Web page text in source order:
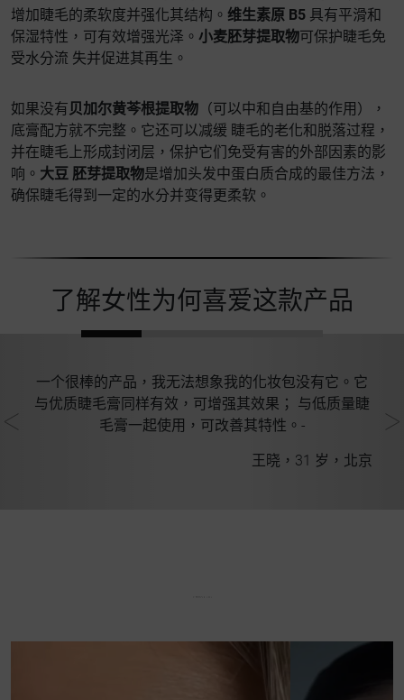
增加睫毛的柔软度并强化其结构。 维生素原 B5 具有平滑和
保湿特性，可有效增强光泽。 小麦胚芽提取物可保护睫毛免
受水分流 失并促进其再生。
如果没有贝加尔黄芩根提取物 （可以中和自由基的作用），
底膏配方就不完整。它还可以减缓 睫毛的老化和脱落过程，
并在睫毛上形成封闭层，保护它们免受有害的外部因素的影
响。 大豆 胚芽提取物是增加头发中蛋白质合成的最佳方法，
确保睫毛得到一定的水分并变得更柔软。
了解女性为何喜爱这款产品
一个很棒的产品，我无法想象我的化妆包没有它。它
与优质睫毛膏同样有效，可增强其效果； 与低质量睫
毛膏一起使用，可改善其特性。-
王晓，31 岁，北京